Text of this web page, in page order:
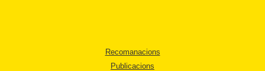
Recomanacions
Publicacions